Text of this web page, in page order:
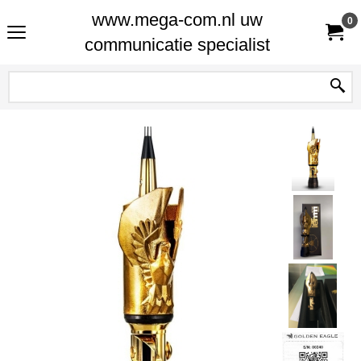
www.mega-com.nl uw
communicatie specialist
0